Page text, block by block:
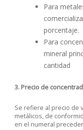
Para
porcentaje.
Para
mineral
cantidad
3. Precio de
Se refiere al precio de
metálicos, de
en el numeral